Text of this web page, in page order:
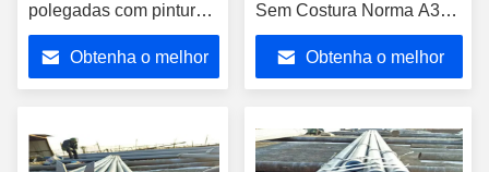
polegadas com pintura
preta e trefilagem a frio
Obtenha o melhor
Sem Costura Norma A335
P2 P5
Obtenha o melhor